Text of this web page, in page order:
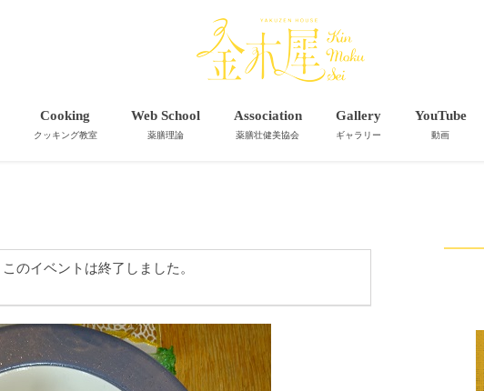
Cooking
クッキング教室
Web School
薬膳理論
Association
薬膳壮健美協会
Gallery
ギャラリー
YouTube
動画
このイベントは終了しました。